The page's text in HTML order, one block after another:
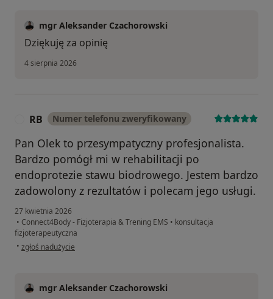
mgr Aleksander Czachorowski
Dziękuję za opinię
4 sierpnia 2026
RB Numer telefonu zweryfikowany
Pan Olek to przesympatyczny profesjonalista.
Bardzo pomógł mi w rehabilitacji po
endoprotezie stawu biodrowego. Jestem bardzo
zadowolony z rezultatów i polecam jego usługi.
27 kwietnia 2026
• Connect4Body - Fizjoterapia & Trening EMS • konsultacja
fizjoterapeutyczna
• w opinii użytkownika RB
zgłoś nadużycie
mgr Aleksander Czachorowski